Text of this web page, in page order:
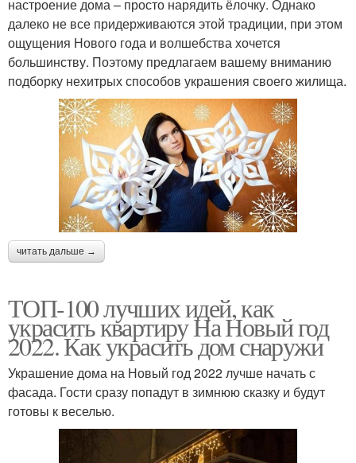
настроение дома – просто нарядить ёлочку. Однако
далеко не все придерживаются этой традиции, при этом
ощущения Нового года и волшебства хочется
большинству. Поэтому предлагаем вашему вниманию
подборку нехитрых способов украшения своего жилища.
читать дальше →
ТОП-100 лучших идей, как
украсить квартиру На Новый год
2022. Как украсить дом снаружи
Украшение дома на Новый год 2022 лучше начать с
фасада. Гости сразу попадут в зимнюю сказку и будут
готовы к веселью.